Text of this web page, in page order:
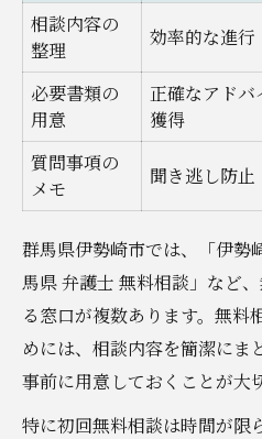
相談内容の
整理
効率的な進行
必要書類の
用意
正確なアドバ
獲得
質問事項の
メモ
聞き逃し防止
群馬県伊勢崎市では、「伊勢
馬県 弁護士 無料相談」など
る窓口が複数あります。無料
めには、相談内容を簡潔にま
事前に用意しておくことが大
特に初回無料相談は時間が限